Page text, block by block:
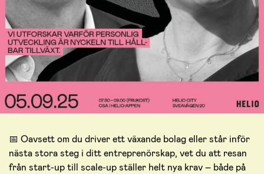
📅 Oavsett om du driver ett växande bolag eller står inför
nästa stora steg i ditt entreprenörskap, vet du att resan
från start-up till scale-up ställer helt nya krav – både på